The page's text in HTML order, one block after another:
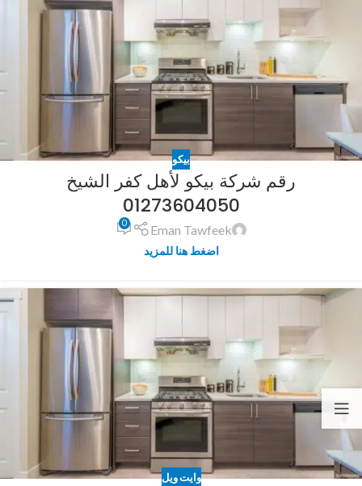
بيكو
رقم شركة بيكو لأهل كفر الشيخ
01273604050
Eman Tawfeek
0
اضغط هنا للمزيد
وايت ويل